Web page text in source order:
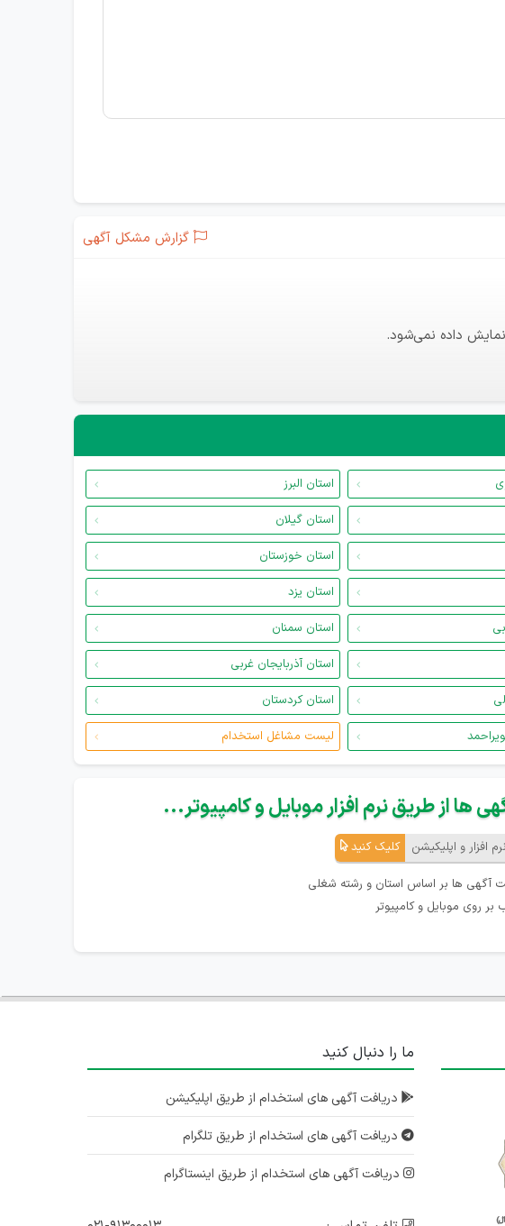
گزارش مشکل آگهی
داده نمی‌شود.
استان البرز
استان گیلان
استان خوزستان
استان یزد
استان سمنان
استان آذربایجان غربی
استان کردستان
لیست مشاغل استخدام
ها از طریق نرم افزار موبایل و کامپیوتر...
افزار و اپلیکیشن کلیک کنید
آگهی ها بر اساس استان و رشته شغلی
روی موبایل و کامپیوتر
ما را دنبال کنید
دریافت آگهی های استخدام از طریق اپلیکیشن
دریافت آگهی های استخدام از طریق تلگرام
دریافت آگهی های استخدام از طریق اینستاگرام